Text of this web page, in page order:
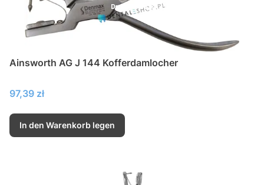
Ainsworth AG J 144 Kofferdamlocher
Preis
97,39 zł
In den Warenkorb legen